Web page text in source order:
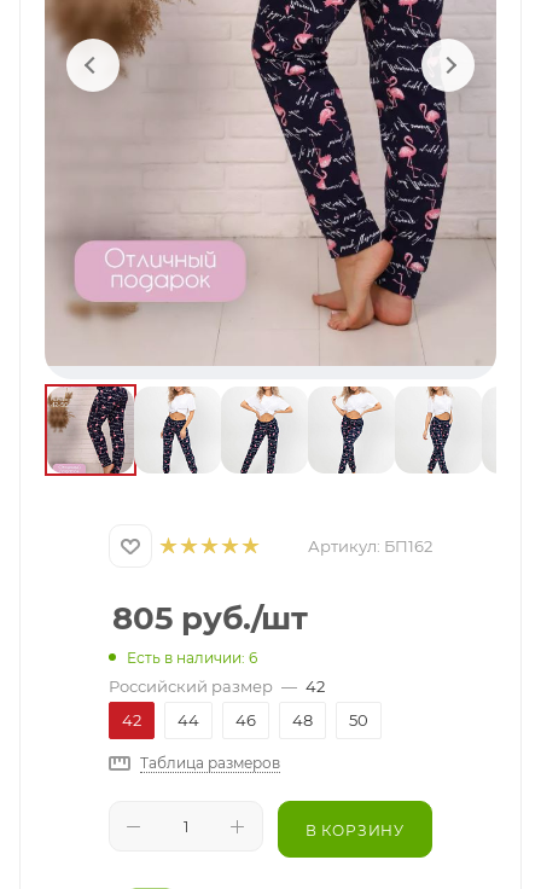
Артикул: БП162
805 руб./шт
Есть в наличии: 6
Российский размер — 42
42
44 46 48 50
Таблица размеров
В КОРЗИНУ